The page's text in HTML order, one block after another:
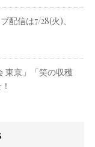
配信は7/28(火)、
東京」「笑の収穫